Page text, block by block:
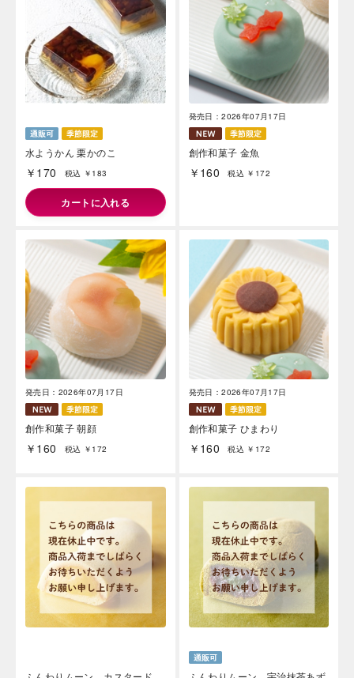
水ようかん 栗かのこ
￥170 税込 ￥183
カートに入れる
発売日：2026年07月17日
創作和菓子 金魚
￥160 税込 ￥172
発売日：2026年07月17日
創作和菓子 朝顔
￥160 税込 ￥172
発売日：2026年07月17日
創作和菓子 ひまわり
￥160 税込 ￥172